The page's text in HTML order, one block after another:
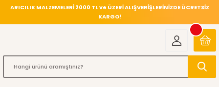
ARICILIK MALZEMELERİ 2000 TL ve ÜZERİ ALIŞVERİŞLERİNİZDE ÜCRETSİZ
KARGO!